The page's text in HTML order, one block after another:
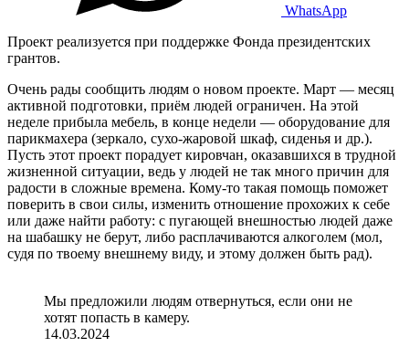
WhatsApp
Проект реализуется при поддержке Фонда президентских
грантов.
Очень рады сообщить людям о новом проекте. Март — месяц
активной подготовки, приём людей ограничен. На этой
неделе прибыла мебель, в конце недели — оборудование для
парикмахера (зеркало, сухо-жаровой шкаф, сиденья и др.).
Пусть этот проект порадует кировчан, оказавшихся в трудной
жизненной ситуации, ведь у людей не так много причин для
радости в сложные времена. Кому-то такая помощь поможет
поверить в свои силы, изменить отношение прохожих к себе
или даже найти работу: с пугающей внешностью людей даже
на шабашку не берут, либо расплачиваются алкоголем (мол,
судя по твоему внешнему виду, и этому должен быть рад).
Мы предложили людям отвернуться, если они не
хотят попасть в камеру.
14.03.2024